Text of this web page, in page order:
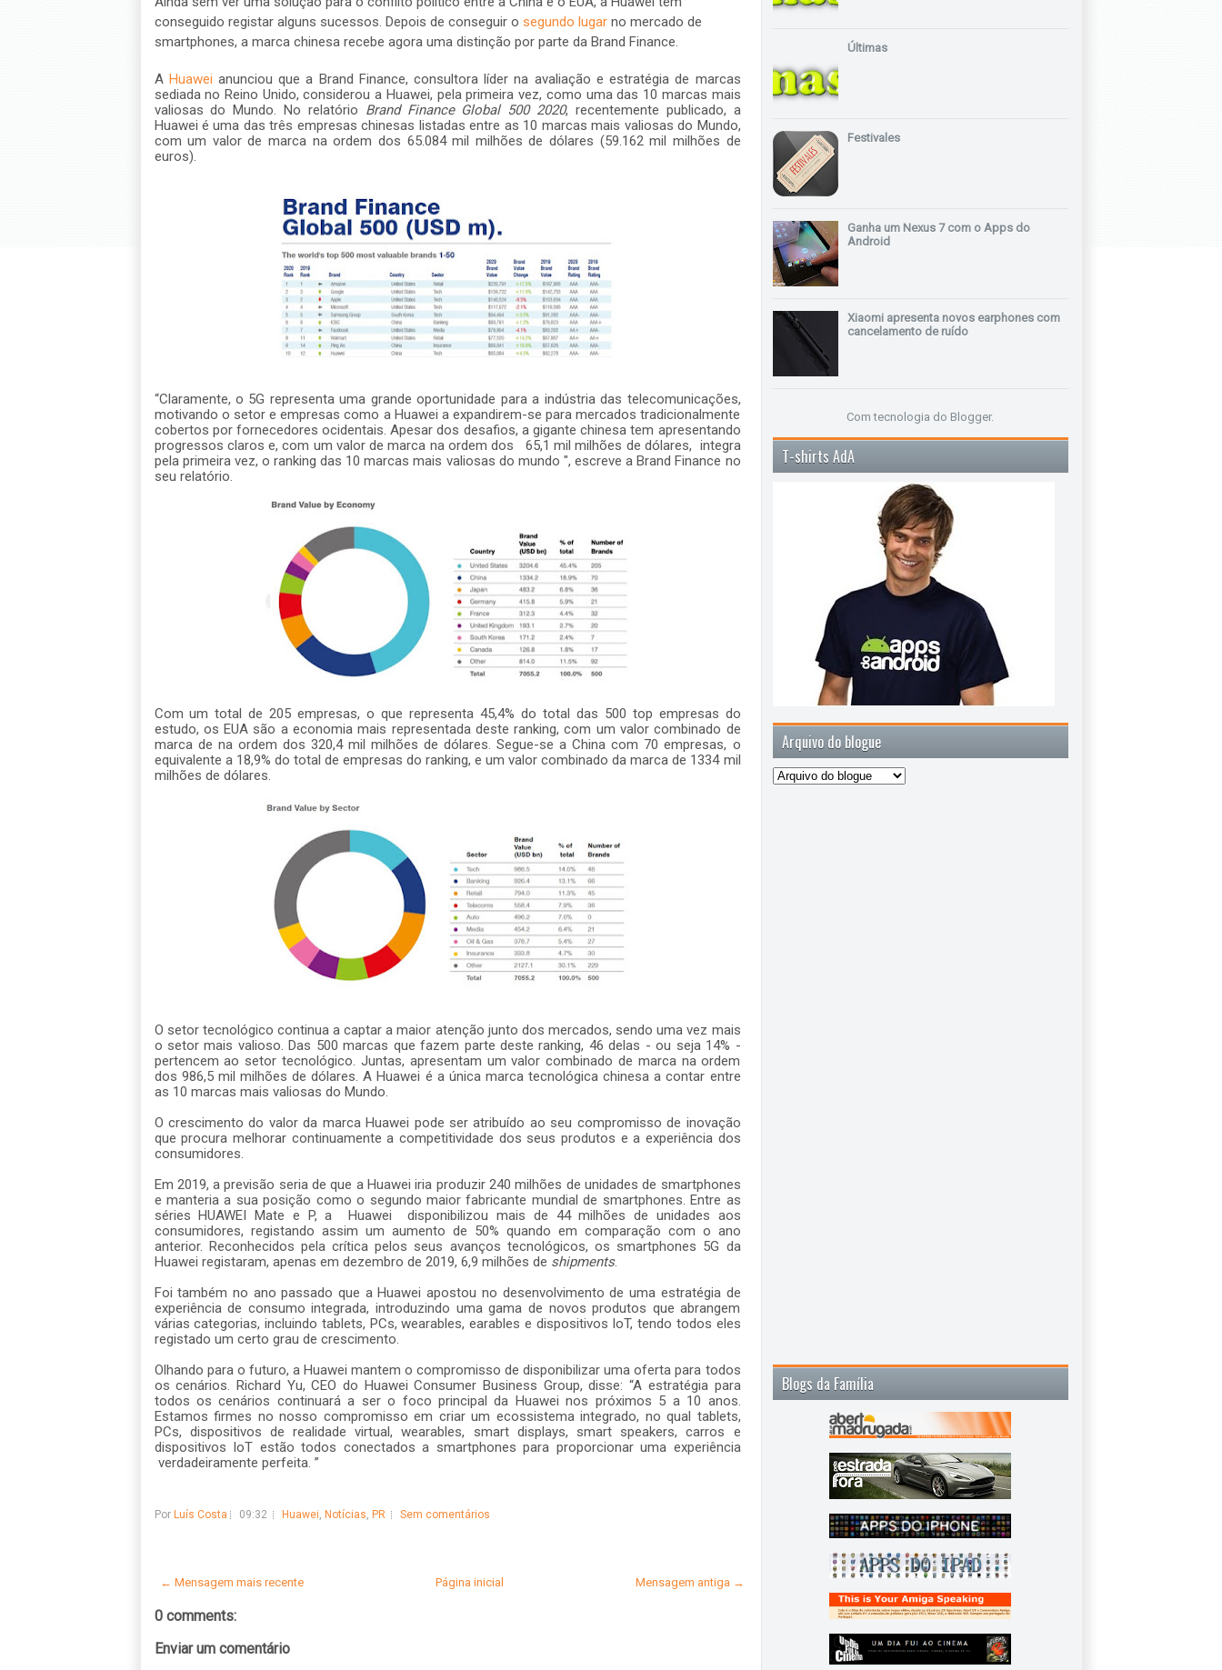
conseguido registar alguns sucessos. Depois de conseguir o segundo lugarno mercado de
smartphones, a marca chinesa recebe agora uma distinção por parte da Brand Finance.
A Huawei anunciou que a Brand Finance, consultora líder na avaliação e estratégia de marcas
sediada no Reino Unido, considerou a Huawei, pela primeira vez, como uma das 10 marcas mais
valiosas do Mundo. No relatório Brand Finance Global 500 2020, recentemente publicado, a
Huawei é uma das três empresas chinesas listadas entre as 10 marcas mais valiosas do Mundo,
com um valor de marca na ordem dos 65.084 mil milhões de dólares (59.162 mil milhões de
euros).
“Claramente, o 5G representa uma grande oportunidade para a indústria das telecomunicações,
motivando o setor e empresas como a Huawei a expandirem-se para mercados tradicionalmente
cobertos por fornecedores ocidentais. Apesar dos desafios, a gigante chinesa tem apresentando
progressos claros e, com um valor de marca na ordem dos
65,1 mil milhões de dólares, integra
pela primeira vez, o ranking das 10 marcas mais valiosas do mundo ", escreve a Brand Finance no
seu relatório.
Com um total de 205 empresas, o que representa 45,4% do total das 500 top empresas do
estudo, os EUA são a economia mais representada deste ranking, com um valor combinado de
marca de na ordem dos 320,4 mil milhões de dólares. Segue-se a China com 70 empresas, o
equivalente a 18,9% do total de empresas do ranking, e um valor combinado da marca de 1334 mil
milhões de dólares.
O setor tecnológico continua a captar a maior atenção junto dos mercados, sendo uma vez mais
o setor mais valioso. Das 500 marcas que fazem parte deste ranking, 46 delas - ou seja 14% -
pertencem ao setor tecnológico. Juntas, apresentam um valor combinado de marca na ordem
dos 986,5 mil milhões de dólares. A Huawei é a única marca tecnológica chinesa a contar entre
as 10 marcas mais valiosas do Mundo.
O crescimento do valor da marca Huawei pode ser atribuído ao seu compromisso de inovação
que procura melhorar continuamente a competitividade dos seus produtos e a experiência dos
consumidores.
Em 2019, a previsão seria de que a Huawei iria produzir 240 milhões de unidades de smartphones
e manteria a sua posição como o segundo maior fabricante mundial de smartphones. Entre as
séries HUAWEI Mate e P, a
Huawei
disponibilizou mais de 44 milhões de unidades aos
consumidores, registando assim um aumento de 50% quando em comparação com o ano
anterior. Reconhecidos pela crítica pelos seus avanços tecnológicos, os smartphones 5G da
Huawei registaram, apenas em dezembro de 2019, 6,9 milhões de shipments.
Foi também no ano passado que a Huawei apostou no desenvolvimento de uma estratégia de
experiência de consumo integrada, introduzindo uma gama de novos produtos que abrangem
várias categorias, incluindo tablets, PCs, wearables, earables e dispositivos IoT, tendo todos eles
registado um certo grau de crescimento.
Olhando para o futuro, a Huawei mantem o compromisso de disponibilizar uma oferta para todos
os cenários. Richard Yu, CEO do Huawei Consumer Business Group, disse: “A estratégia para
todos os cenários continuará a ser o foco principal da Huawei nos próximos 5 a 10 anos.
Estamos firmes no nosso compromisso em criar um ecossistema integrado, no qual tablets,
PCs, dispositivos de realidade virtual, wearables, smart displays, smart speakers, carros e
dispositivos IoT estão todos conectados a smartphones para proporcionar uma experiência
verdadeiramente perfeita. ”
Por Luís Costa 09:32 Huawei, Notícias, PR Sem comentários
← Mensagem mais recente Mensagem antiga →
Página inicial
0 comments:
Enviar um comentário
Últimas
Festivales
Ganha um Nexus 7 com o Apps do
Android
Xiaomi apresenta novos earphones com
cancelamento de ruído
Com tecnologia do Blogger.
T-shirts AdA
Arquivo do blogue
Blogs da Família